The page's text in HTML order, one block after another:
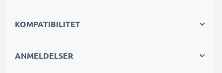
filtrefrit 1.5m kabel
firmwareopdateringer og billedudskrivning
KOMPATIBILITET
ANMELDELSER